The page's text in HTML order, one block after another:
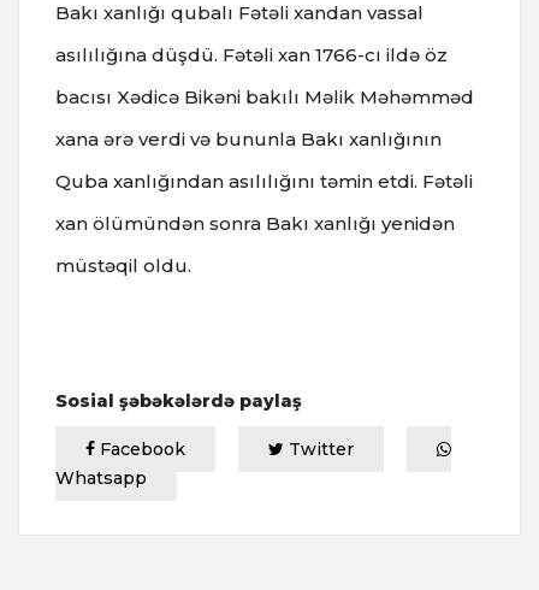
Bakı xanlığı qubalı Fətəli xandan vassal
asılılığına düşdü. Fətəli xan 1766-cı ildə öz
bacısı Xədicə Bikəni bakılı Məlik Məhəmməd
xana ərə verdi və bununla Bakı xanlığının
Quba xanlığından asılılığını təmin etdi. Fətəli
xan ölümündən sonra Bakı xanlığı yenidən
müstəqil oldu.
Sosial şəbəkələrdə paylaş
Facebook
Twitter
Whatsapp